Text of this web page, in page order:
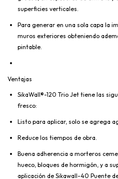
superficies verticales.
Para generar en una sola capa la
muros exteriores obteniendo
pintable.
Ventajas
SikaWall®-120 Trio Jet tiene las
fresco:
Listo para aplicar, solo se agrega
Reduce los tiempos de obra.
Buena adherencia a morteros
hueco, bloques de hormigón, y a
aplicación de Sikawall-40 Puente